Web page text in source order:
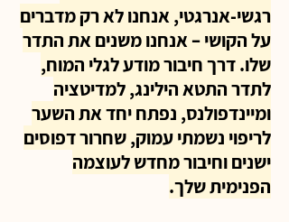
רגשי-אנרגטי, אנחנו לא רק מדברים
על הקושי – אנחנו משנים את התדר
שלו. דרך חיבור מודע לגלי המוח,
לתדר התטא הילינג, למדיטציה
ומיינדפולנס, נפתח יחד את השער
לריפוי נשמתי עמוק, שחרור דפוסים
ישנים וחיבור מחדש לעוצמה
הפנימית שלך.